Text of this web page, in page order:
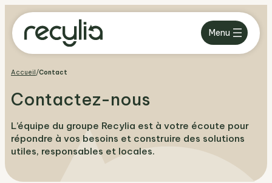
au
contenu
Menu
Accueil/Contact
Contactez-nous
L’équipe du groupe Recylia est à votre écoute pour
répondre à vos besoins et construire des solutions
utiles, responsables et locales.